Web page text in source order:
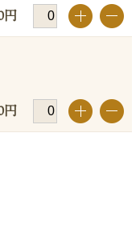
円 +
円 +